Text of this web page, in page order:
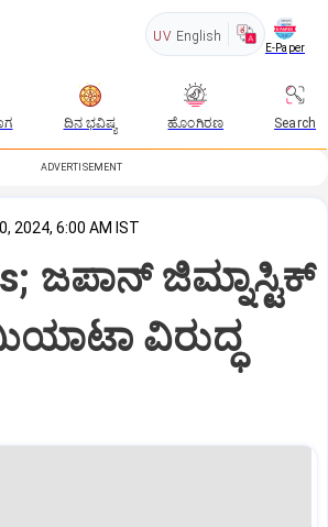
UV English
E-Paper
ದಿನ ಭವಿಷ್ಯ ಹೊಂಗಿರಣ Search
ADVERTISEMENT
2024, 6:00 AM IST
ಜಪಾನ್‌ ಜಿಮ್ನಾಸ್ಟಿಕ್‌
ವಿರುದ್ಧ